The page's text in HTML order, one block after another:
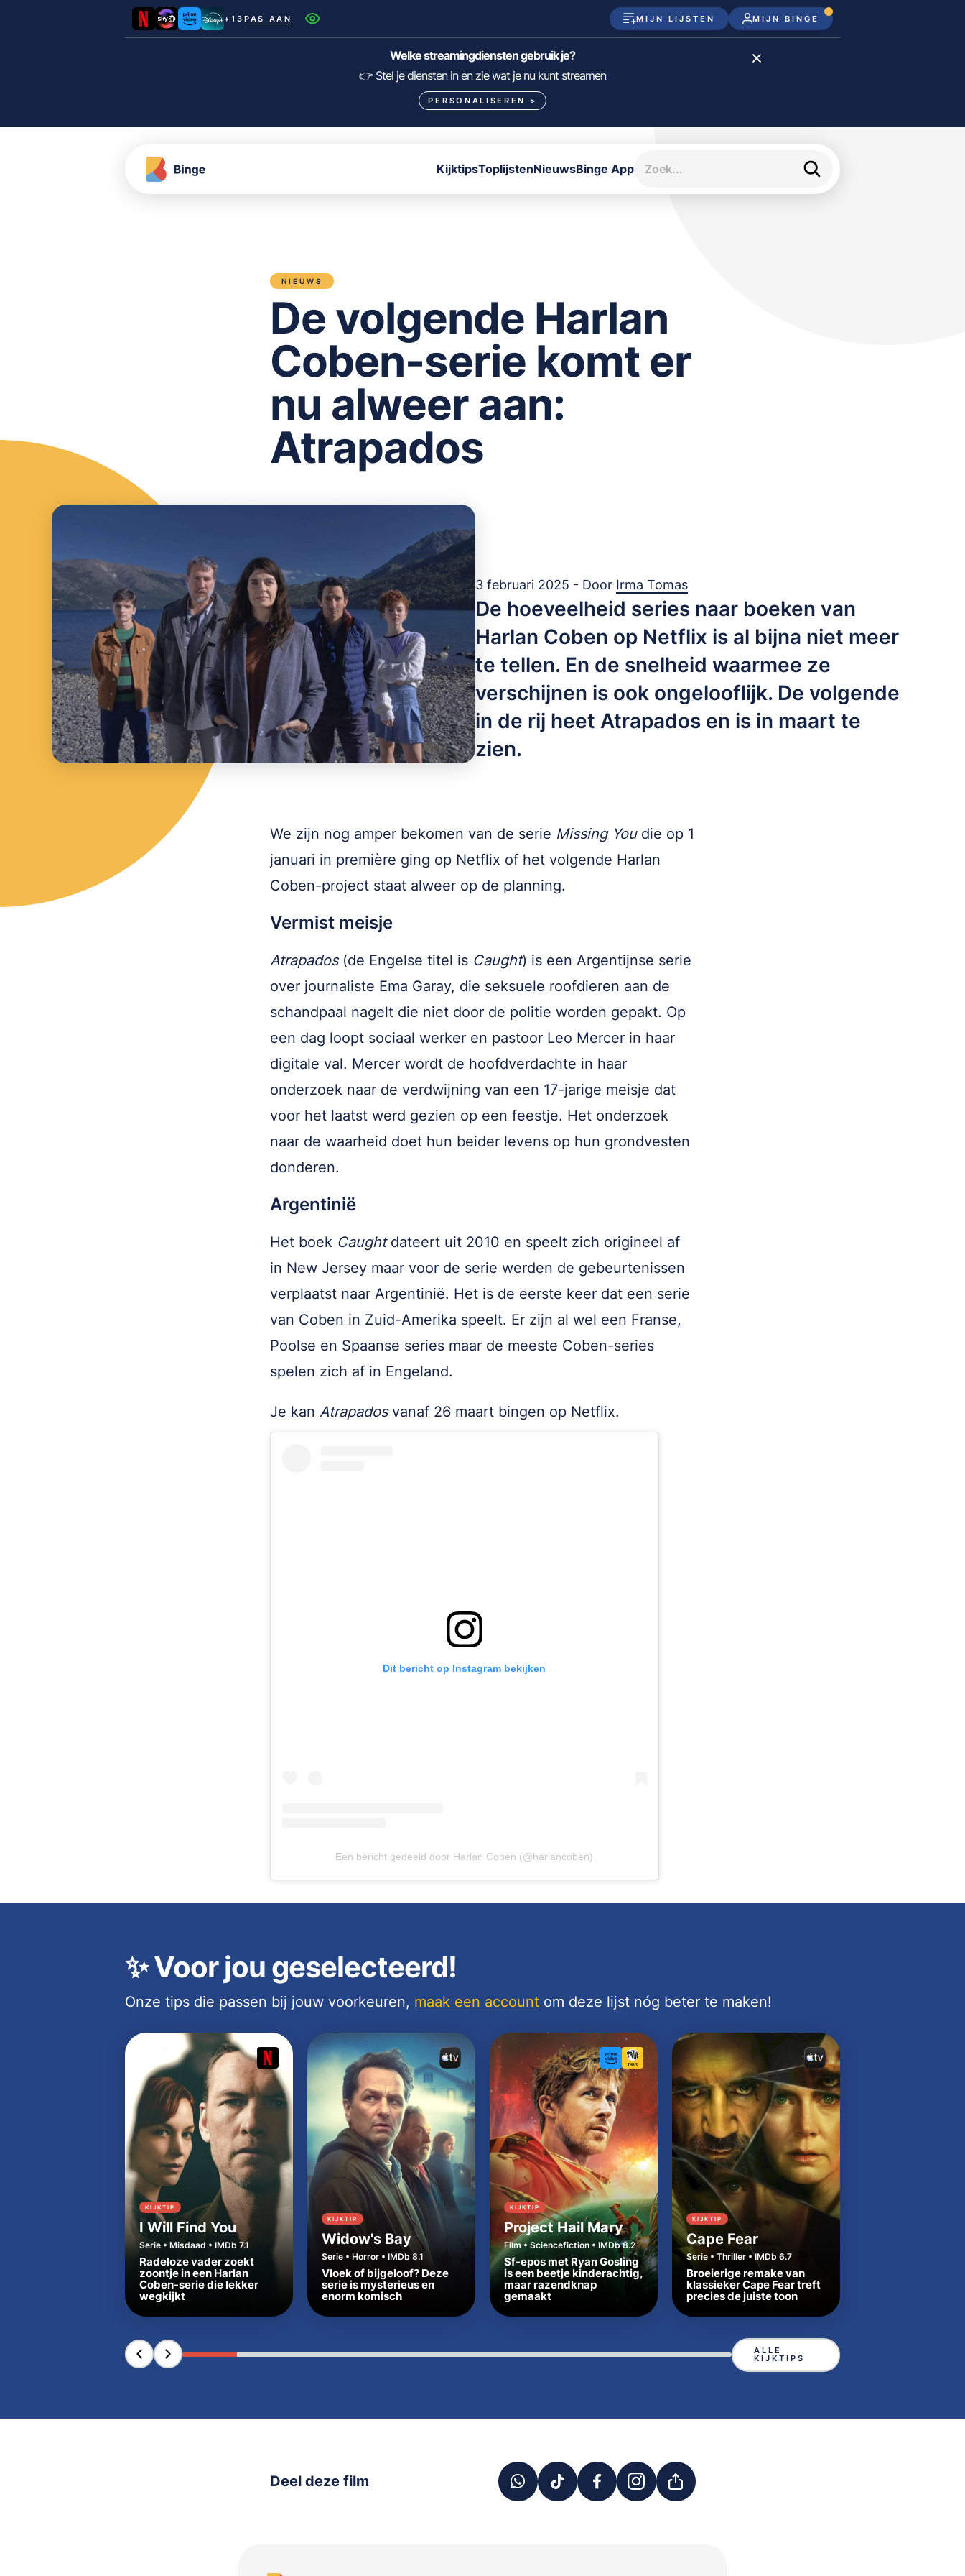
+13 PAS AAN MIJN LIJSTEN MIJN BINGE
Netflix SkyShowtime Prime Video Disney+
HBO Max NPO Start
Pathé Thuis
Welke streamingdiensten gebruik je?
👉 Stel je diensten in en zie wat je nu kunt streamen
PERSONALISEREN >
KijktipsToplijstenNieuwsBinge App
NIEUWS
De volgende Harlan
Coben-serie komt er
nu alweer aan:
Atrapados
3 februari 2025 - Door Irma Tomas
De hoeveelheid series naar boeken van
Harlan Coben op Netflix is al bijna niet meer
te tellen. En de snelheid waarmee ze
verschijnen is ook ongelooflijk. De volgende
in de rij heet Atrapados en is in maart te
zien.
We zijn nog amper bekomen van de serie Missing Youdie op 1
januari in première ging op Netflix of het volgende Harlan
Coben-project staat alweer op de planning.
Vermist meisje
Atrapados(de Engelse titel is Caught) is een Argentijnse serie
over journaliste Ema Garay, die seksuele roofdieren aan de
schandpaal nagelt die niet door de politie worden gepakt. Op
een dag loopt sociaal werker en pastoor Leo Mercer in haar
digitale val. Mercer wordt de hoofdverdachte in haar
onderzoek naar de verdwijning van een 17-jarige meisje dat
voor het laatst werd gezien op een feestje. Het onderzoek
naar de waarheid doet hun beider levens op hun grondvesten
donderen.
Argentinië
Het boek Caughtdateert uit 2010 en speelt zich origineel af
in New Jersey maar voor de serie werden de gebeurtenissen
verplaatst naar Argentinië. Het is de eerste keer dat een serie
van Coben in Zuid-Amerika speelt. Er zijn al wel een Franse,
Poolse en Spaanse series maar de meeste Coben-series
spelen zich af in Engeland.
Je kan Atrapadosvanaf 26 maart bingen op Netflix.
Dit bericht op Instagram bekijken
Een bericht gedeeld door Harlan Coben (@harlancoben)
✨Voor jou geselecteerd!
Onze tips die passen bij jouw voorkeuren, maak een account om deze lijst nóg beter te maken!
KIJKTIP
I Will Find You
Serie • Misdaad • IMDb 7.1
Radeloze vader zoekt
zoontje in een Harlan
Coben-serie die lekker
wegkijkt
KIJKTIP
Widow's Bay
Serie • Horror • IMDb 8.1
Vloek of bijgeloof? Deze
serie is mysterieus en
enorm komisch
KIJKTIP
Project Hail Mary
Film • Sciencefiction • IMDb 8.2
Sf-epos met Ryan Gosling
is een beetje kinderachtig,
maar razendknap
gemaakt
KIJKTIP
Cape Fear
Serie • Thriller • IMDb 6.7
Broeierige remake van
klassieker Cape Fear treft
precies de juiste toon
ALLE
KIJKTIPS
Deel deze film